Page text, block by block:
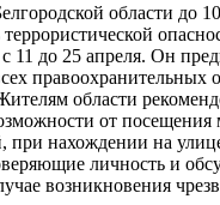
области до
11 до 25 апреля. Он
правоохранительных
области
от посещения
при нахождении на
личность и
возникновения